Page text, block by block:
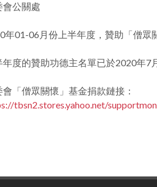
會公關處
年01-06月份上半年度，贊助「僧眾
年度的贊助功德主名單已於2020年
會「僧眾關懷」基金捐款鏈接：
tbsn2.stores.yahoo.net/